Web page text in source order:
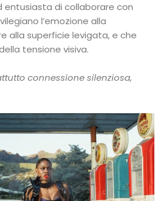
entusiasta di collaborare con
l’emozione alla
alla superficie levigata, e che
tensione visiva.
connessione silenziosa,